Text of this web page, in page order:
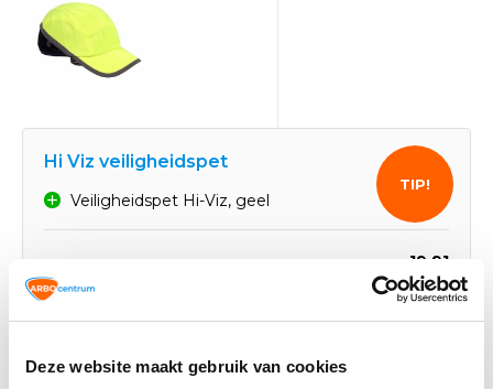
Deze website maakt gebruik van cookies
Hi Viz veiligheidspet
Veiligheidspet Hi-Viz, geel
19,91
Je bespaart:
4,28
Totaalbedrag: 15,63
TIP!
Toevoegen aan winkelwagen